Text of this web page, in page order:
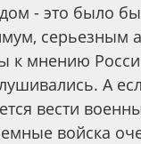
- это было
серьезным
к мнению
А
вести
войска